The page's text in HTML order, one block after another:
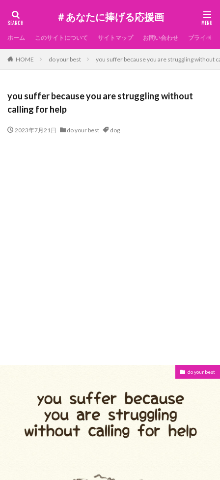
＃あなたに捧げる応援画
ホーム このサイトについて サイトマップ お問い合わせ プライベー
HOME do your best you suffer because you are struggling without
you suffer because you are struggling without
calling for help
2023年7月21日 do your best dog
do your best